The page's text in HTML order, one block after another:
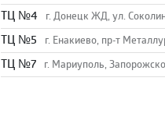
TЦ №4 г. Донецк ЖД, ул.
TЦ №5 г. Енакиево, пр-т
ТЦ №7 г. Мариуполь,